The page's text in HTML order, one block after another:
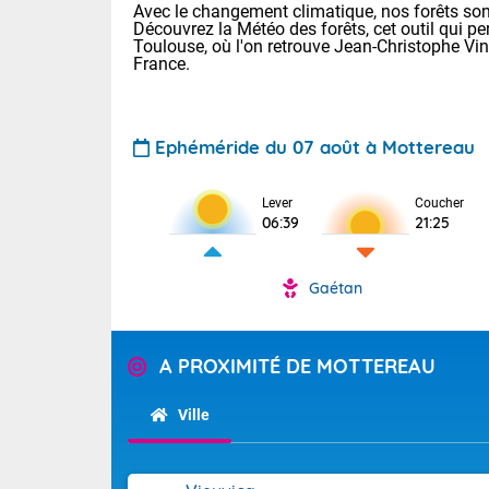
Pour la
Tendance
Avec le changement climatique, nos forêts
Découvrez la Météo des forêts, cet outil qui
Toulouse, où l'on retrouve Jean-Christophe
France.
Ephéméride du 07 août à Mottereau
Lever
06:39
Coucher
21:25
Gaétan
A PROXIMITÉ DE MOTTEREAU
Ville
Voici les
: 18/25 Paris
Clermont-
Lille : 18/26
Cet après-
Calme,
territoire.
mistral